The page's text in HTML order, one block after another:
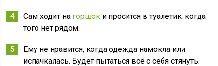
Сам ходит на горшок и просится в туалетик, когда
того нет рядом.
Ему не нравится, когда одежда намокла или
испачкалась. Будет пытаться всё с себя стянуть.